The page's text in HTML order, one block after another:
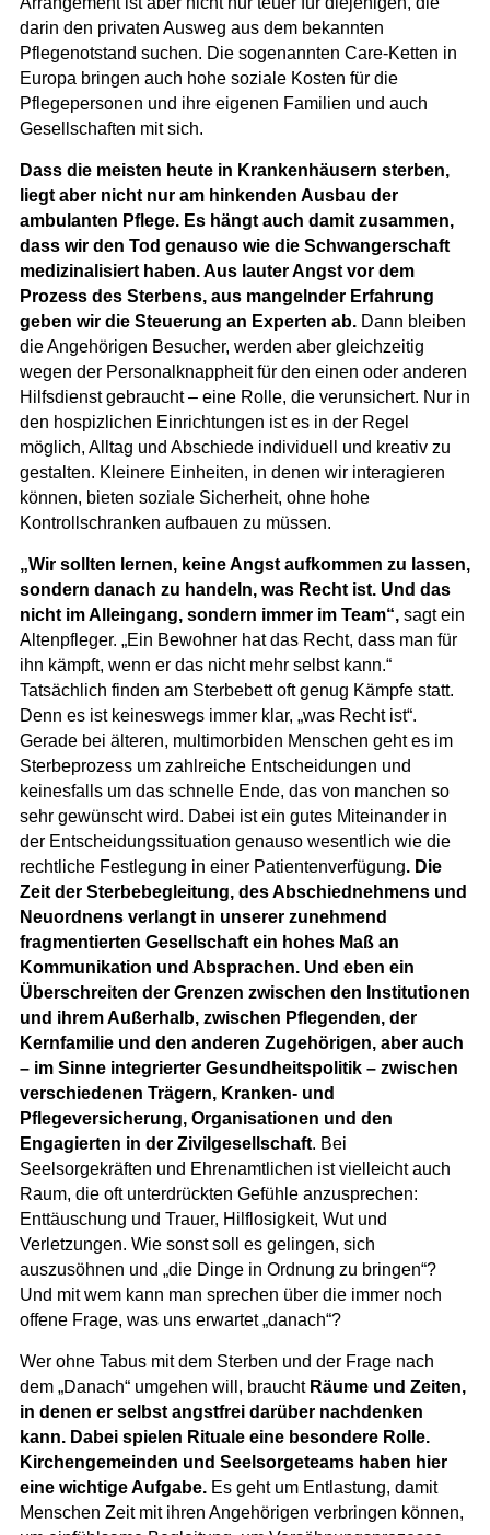
darin den privaten Ausweg aus dem bekannten
Pflegenotstand suchen. Die sogenannten Care-Ketten in
Europa bringen auch hohe soziale Kosten für die
Pflegepersonen und ihre eigenen Familien und auch
Gesellschaften mit sich.
Dass die meisten heute in Krankenhäusern sterben,
liegt aber nicht nur am hinkenden Ausbau der
ambulanten Pflege. Es hängt auch damit zusammen,
dass wir den Tod genauso wie die Schwangerschaft
medizinalisiert haben. Aus lauter Angst vor dem
Prozess des Sterbens, aus mangelnder Erfahrung
geben wir die Steuerung an Experten ab.Dann bleiben
die Angehörigen Besucher, werden aber gleichzeitig
wegen der Personalknappheit für den einen oder anderen
Hilfsdienst gebraucht – eine Rolle, die verunsichert. Nur in
den hospizlichen Einrichtungen ist es in der Regel
möglich, Alltag und Abschiede individuell und kreativ zu
gestalten. Kleinere Einheiten, in denen wir interagieren
können, bieten soziale Sicherheit, ohne hohe
Kontrollschranken aufbauen zu müssen.
„Wir sollten lernen, keine Angst aufkommen zu lassen,
sondern danach zu handeln, was Recht ist. Und das
nicht im Alleingang, sondern immer im Team“, sagt ein
Altenpfleger. „Ein Bewohner hat das Recht, dass man für
ihn kämpft, wenn er das nicht mehr selbst kann.“
Tatsächlich finden am Sterbebett oft genug Kämpfe statt.
Denn es ist keineswegs immer klar, „was Recht ist“.
Gerade bei älteren, multimorbiden Menschen geht es im
Sterbeprozess um zahlreiche Entscheidungen und
keinesfalls um das schnelle Ende, das von manchen so
sehr gewünscht wird. Dabei ist ein gutes Miteinander in
der Entscheidungssituation genauso wesentlich wie die
rechtliche Festlegung in einer Patientenverfügung. Die
Zeit der Sterbebegleitung, des Abschiednehmens und
Neuordnens verlangt in unserer zunehmend
fragmentierten Gesellschaft ein hohes Maß an
Kommunikation und Absprachen. Und eben ein
Überschreiten der Grenzen zwischen den Institutionen
und ihrem Außerhalb, zwischen Pflegenden, der
Kernfamilie und den anderen Zugehörigen, aber auch
– im Sinne integrierter Gesundheitspolitik – zwischen
verschiedenen Trägern, Kranken- und
Pflegeversicherung, Organisationen und den
Engagierten in der Zivilgesellschaft. Bei
Seelsorgekräften und Ehrenamtlichen ist vielleicht auch
Raum, die oft unterdrückten Gefühle anzusprechen:
Enttäuschung und Trauer, Hilflosigkeit, Wut und
Verletzungen. Wie sonst soll es gelingen, sich
auszusöhnen und „die Dinge in Ordnung zu bringen“?
Und mit wem kann man sprechen über die immer noch
offene Frage, was uns erwartet „danach“?
Wer ohne Tabus mit dem Sterben und der Frage nach
dem „Danach“ umgehen will, braucht Räume und Zeiten,
in denen er selbst angstfrei darüber nachdenken
kann. Dabei spielen Rituale eine besondere Rolle.
Kirchengemeinden und Seelsorgeteams haben hier
eine wichtige Aufgabe.Es geht um Entlastung, damit
Menschen Zeit mit ihren Angehörigen verbringen können,